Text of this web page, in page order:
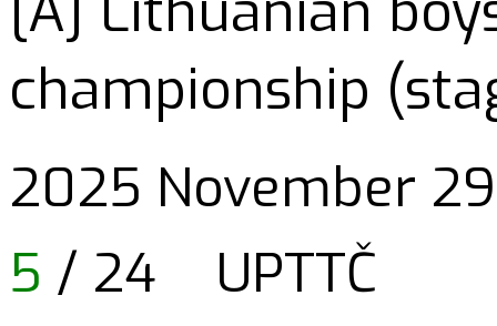
championship
2025 November
5 / 24 UPTTČ